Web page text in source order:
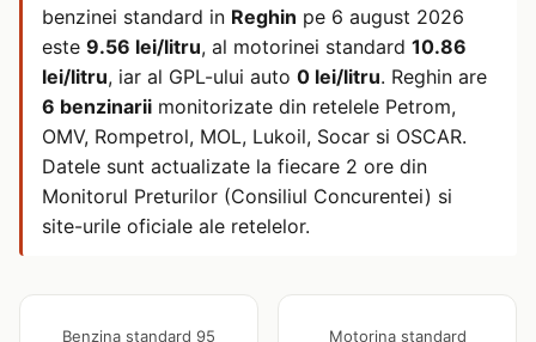
benzinei standard in Reghin pe 6 august 2026
este 9.56 lei/litru, al motorinei standard 10.86
lei/litru, iar al GPL-ului auto 0 lei/litru. Reghin are
6 benzinarii monitorizate din retelele Petrom,
OMV, Rompetrol, MOL, Lukoil, Socar si OSCAR.
Datele sunt actualizate la fiecare 2 ore din
Monitorul Preturilor (Consiliul Concurentei) si
site-urile oficiale ale retelelor.
Benzina standard 95 Motorina standard